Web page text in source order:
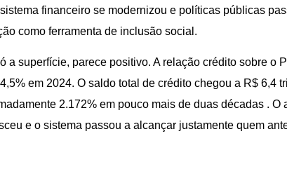
financeiro se modernizou e políticas públicas
como ferramenta de inclusão social.
a superfície, parece positivo. A relação crédito sobre o
em 2024. O saldo total de crédito chegou a R$ 6,4
2.172% em pouco mais de duas décadas . O
e o sistema passou a alcançar justamente quem